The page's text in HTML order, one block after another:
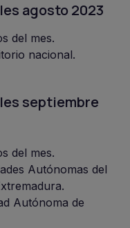
agosto 2023
del mes.
nacional.
septiembre
del mes.
Autónomas del
Autónoma de